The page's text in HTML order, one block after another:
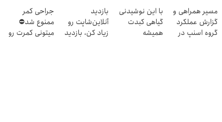
ثبت کن
بفروش
مسیر همراهی و
گزارش عملکرد
گروه اسنپ در
با این نوشیدنی
گیاهی کبدت
همیشه
بازدید
آنلاین‌شاپت رو
زیاد کن، بازدید
جراحی کمر
ممنوع شد⛔
میتونی کمرت رو